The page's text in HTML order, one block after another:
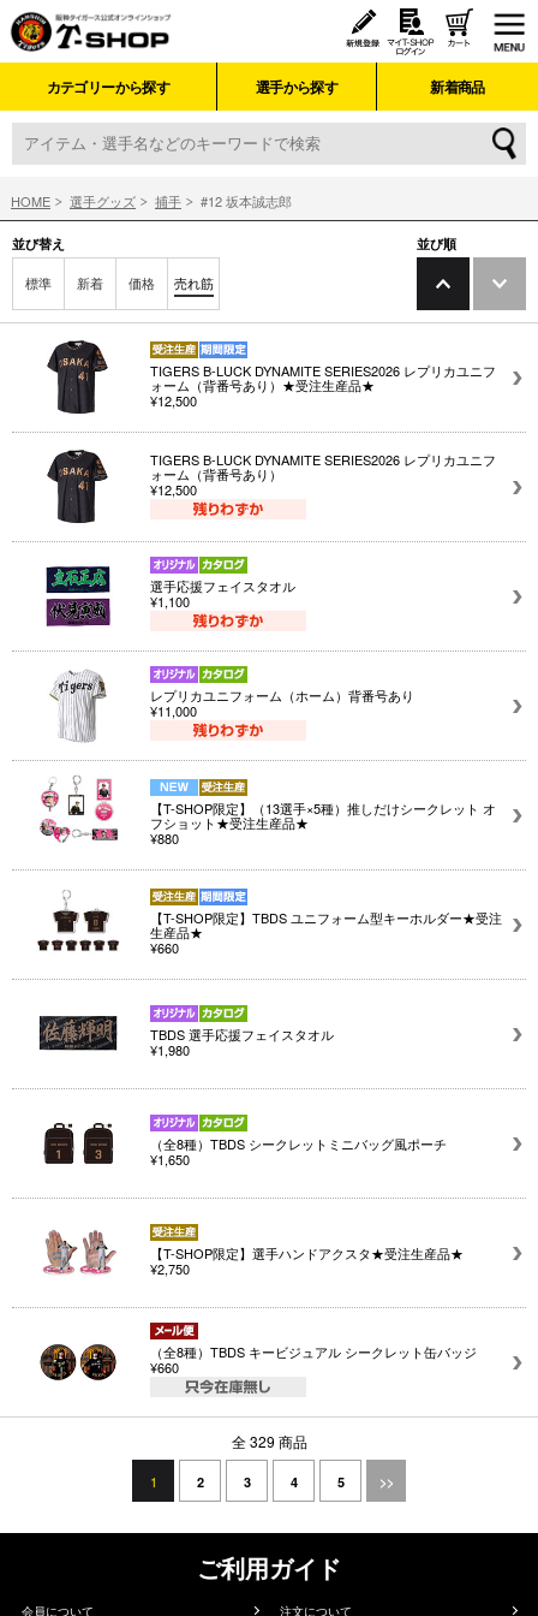
カテゴリーから探す 選手から探す 新着商品
HOME 選手グッズ 捕手 #12 坂本誠志郎
並び替え
標準 新着 価格 売れ筋
並び順
TIGERS B-LUCK DYNAMITE SERIES2026 レプリカユニフ
ォーム（背番号あり）★受注生産品★
¥12,500
TIGERS B-LUCK DYNAMITE SERIES2026 レプリカユニフ
ォーム（背番号あり）
¥12,500
選手応援フェイスタオル
¥1,100
レプリカユニフォーム（ホーム）背番号あり
¥11,000
【T-SHOP限定】（13選手×5種）推しだけシークレット オ
フショット★受注生産品★
¥880
【T-SHOP限定】TBDS ユニフォーム型キーホルダー★受注
生産品★
¥660
TBDS 選手応援フェイスタオル
¥1,980
（全8種）TBDS シークレットミニバッグ風ポーチ
¥1,650
【T-SHOP限定】選手ハンドアクスタ★受注生産品★
¥2,750
（全8種）TBDS キービジュアル シークレット缶バッジ
¥660
全 329 商品
1 2 3 4 5 >>
ご利用ガイド
会員について 注文について